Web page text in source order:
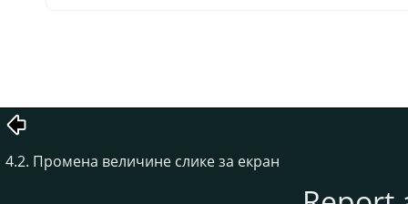
4.2. Промена величине слике за екран